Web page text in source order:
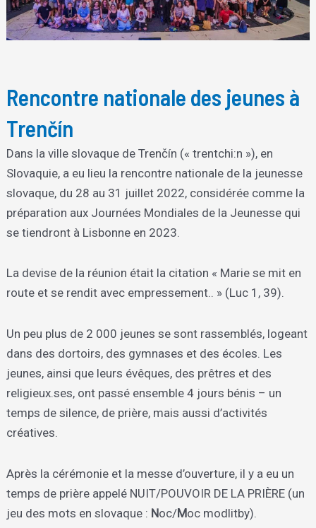
Rencontre nationale des jeunes à
Trenčín
Dans la ville slovaque de Trenčín (« trentchi:n »), en
Slovaquie, a eu lieu la rencontre nationale de la jeunesse
slovaque, du 28 au 31 juillet 2022, considérée comme la
préparation aux Journées Mondiales de la Jeunesse qui
se tiendront à Lisbonne en 2023.
La devise de la réunion était la citation « Marie se mit en
route et se rendit avec empressement.. » (Luc 1, 39).
Un peu plus de 2 000 jeunes se sont rassemblés, logeant
dans des dortoirs, des gymnases et des écoles. Les
jeunes, ainsi que leurs évêques, des prêtres et des
religieux.ses, ont passé ensemble 4 jours bénis – un
temps de silence, de prière, mais aussi d’activités
créatives.
Après la cérémonie et la messe d’ouverture, il y a eu un
temps de prière appelé NUIT/POUVOIR DE LA PRIÈRE (un
jeu des mots en slovaque : Noc/Moc modlitby).